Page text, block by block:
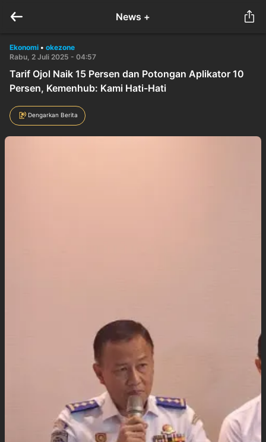
News +
Ekonomi • okezone
Rabu, 2 Juli 2025 - 04:57
Tarif Ojol Naik 15 Persen dan Potongan Aplikator 10
Persen, Kemenhub: Kami Hati-Hati
Dengarkan Berita